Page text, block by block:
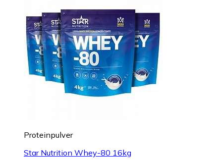
Proteinpulver
Star Nutrition Whey-80 16kg